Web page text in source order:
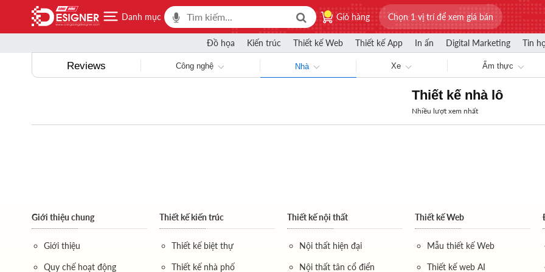
Danh mục Giỏ hàng Chọn 1 vị trí để xem giá bán
Đồ họa Kiến trúc Thiết kế Web Thiết kế App In ấn Digital Marketing Tin
Reviews Công nghệ Nhà Xe Ẩm thực
Thiết kế nhà lô
Nhiều lượt xem nhất
Giới thiệu chung
Giới thiệu
Quy chế hoạt động
Thiết kế kiến trúc
Thiết kế biệt thự
Thiết kế nhà phố
Thiết kế nội thất
Nội thất hiện đại
Nội thất tân cổ điển
Thiết kế Web
Mẫu thiết kế Web
Thiết kế web AI